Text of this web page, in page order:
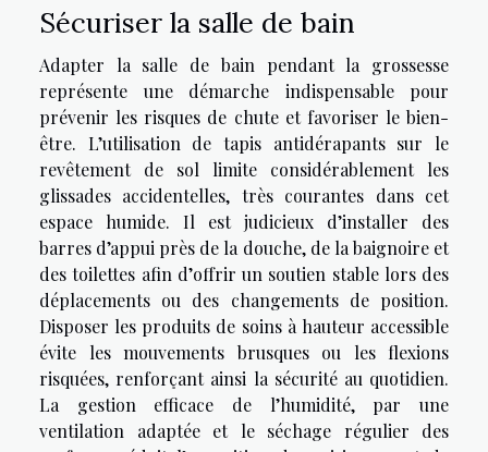
Sécuriser la salle de bain
Adapter la salle de bain pendant la grossesse
représente une démarche indispensable pour
prévenir les risques de chute et favoriser le bien-
être. L’utilisation de tapis antidérapants sur le
revêtement de sol limite considérablement les
glissades accidentelles, très courantes dans cet
espace humide. Il est judicieux d’installer des
barres d’appui près de la douche, de la baignoire et
des toilettes afin d’offrir un soutien stable lors des
déplacements ou des changements de position.
Disposer les produits de soins à hauteur accessible
évite les mouvements brusques ou les flexions
risquées, renforçant ainsi la sécurité au quotidien.
La gestion efficace de l’humidité, par une
ventilation adaptée et le séchage régulier des